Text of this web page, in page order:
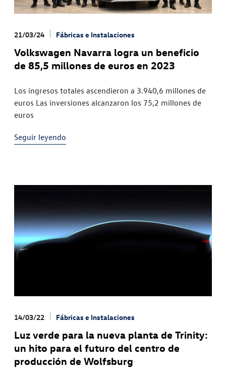
21/03/24 Fábricas e Instalaciones
Volkswagen Navarra logra un beneficio
de 85,5 millones de euros en 2023
Los ingresos totales ascendieron a 3.940,6 millones de
euros Las inversiones alcanzaron los 75,2 millones de
euros
Seguir leyendo
14/03/22 Fábricas e Instalaciones
Luz verde para la nueva planta de Trinity:
un hito para el futuro del centro de
producción de Wolfsburg